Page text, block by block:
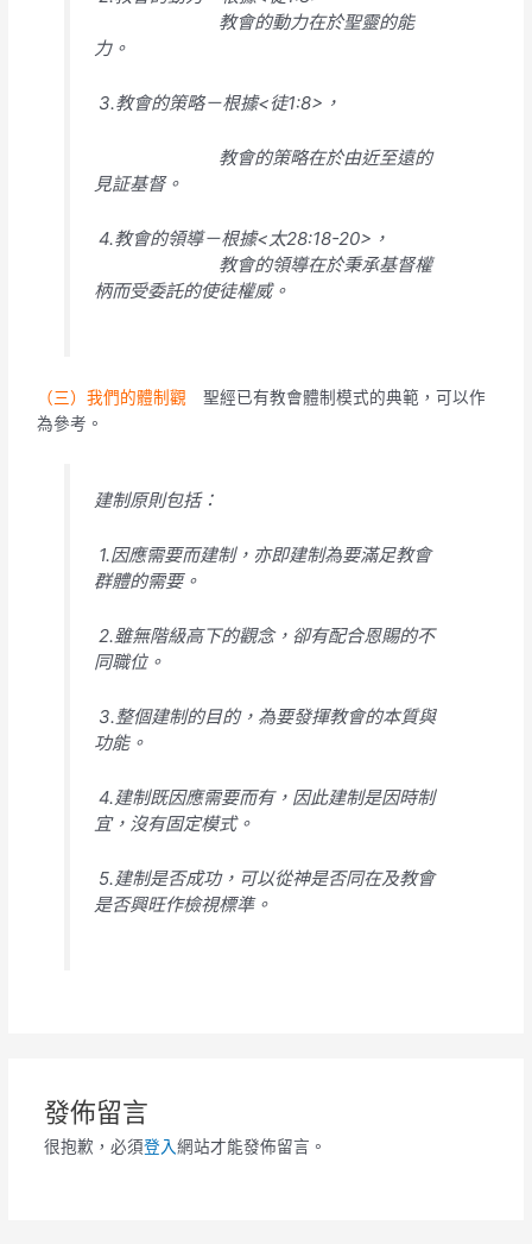
教會的動力在於聖靈的能
力。
3.教會的策略－根據<徒1:8>，
教會的策略在於由近至遠的
見証基督。
4.教會的領導－根據<太28:18-20>，
教會的領導在於秉承基督權
柄而受委託的使徒權威。
（三）我們的體制觀 聖經已有教會體制模式的典範，可以作
為參考。
建制原則包括：
1.因應需要而建制，亦即建制為要滿足教會
群體的需要。
2.雖無階級高下的觀念，卻有配合恩賜的不
同職位。
3.整個建制的目的，為要發揮教會的本質與
功能。
4.建制既因應需要而有，因此建制是因時制
宜，沒有固定模式。
5.建制是否成功，可以從神是否同在及教會
是否興旺作檢視標準。
發佈留言
很抱歉，必須登入網站才能發佈留言。